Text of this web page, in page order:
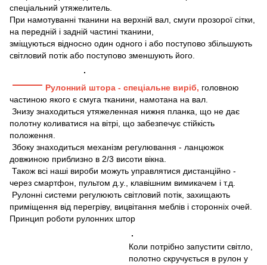
спеціальний утяжелитель.
При намотуванні тканини на верхній вал, смуги прозорої сітки,
на передній і задній частині тканини,
зміщуються відносно один одного і або поступово збільшують
світловий потік або поступово зменшують його.
Рулонний штора - спеціальне виріб, головною
частиною якого є смуга тканини, намотана на вал.
Знизу знаходиться утяжеленная нижня планка, що не дає
полотну коливатися на вітрі, що забезпечує стійкість
положення.
Збоку знаходиться механізм регулювання - ланцюжок
довжиною приблизно в 2/3 висоти вікна.
Також всі наші вироби можуть управлятися дистанційно -
через смартфон, пультом д.у., клавішним вимикачем і т.д.
Рулонні системи регулюють світловий потік, захищають
приміщення від перегріву, вицвітання меблів і сторонніх очей.
Принцип роботи рулонних штор
Коли потрібно запустити світло,
полотно скручується в рулон у